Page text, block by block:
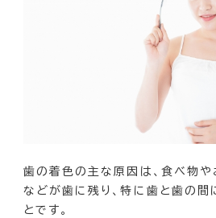
歯の着色の主な原因は、食べ物や
などが歯に残り、特に歯と歯の間
とです。